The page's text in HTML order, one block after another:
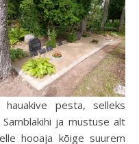
pesta, selleks
ja mustuse alt
hooaja kõige suurem